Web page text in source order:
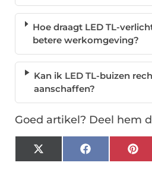
Hoe draagt LED TL-
betere werkomgeving?
Kan ik LED TL-buizen
aanschaffen?
Goed artikel? Deel hem
X
(Twitter)
Facebook